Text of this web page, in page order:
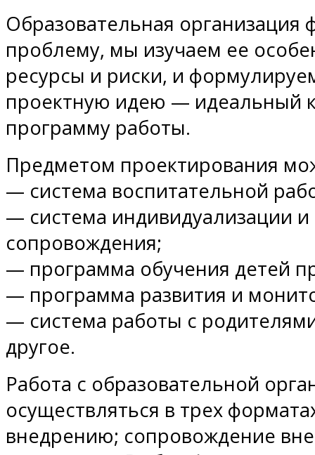
Образовательная организация
проблему, мы изучаем ее
ресурсы и риски, и
проектную идею — идеальный
программу работы.
Предметом проектирования
— система воспитательной
— система индивидуализации и
сопровождения;
— программа обучения детей
— программа развития и
— система работы с
другое.
Работа с образовательной
осуществляться в трех
внедрению; сопровождение